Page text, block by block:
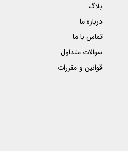
بلاگ
درباره ما
تماس با ما
سوالات متداول
قوانین و مقررات